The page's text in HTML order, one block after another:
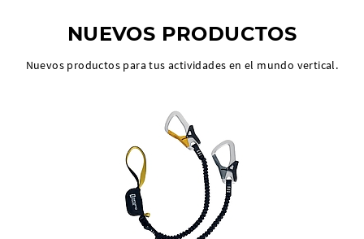
NUEVOS PRODUCTOS
Nuevos productos para tus actividades en el mundo vertical.